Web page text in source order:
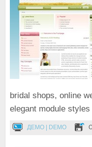
bridal shops, online
elegant module
ДЕМО | DEMO